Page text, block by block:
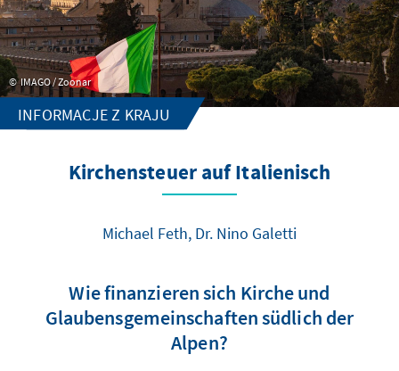
IMAGO / Zoonar
INFORMACJE Z KRAJU
Kirchensteuer auf Italienisch
Michael Feth, Dr. Nino Galetti
Wie finanzieren sich Kirche und
Glaubensgemeinschaften südlich der
Alpen?